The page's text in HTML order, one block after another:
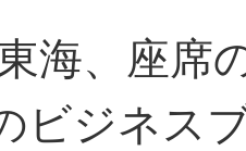
海、座席
ビジネス